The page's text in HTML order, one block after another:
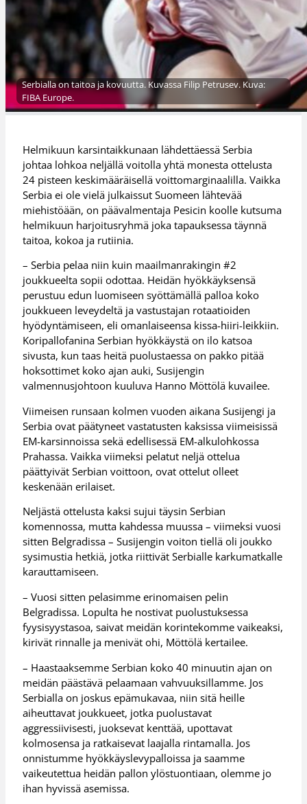
Serbialla on taitoa ja kovuutta. Kuvassa Filip Petrusev. Kuva:
FIBA Europe.
Helmikuun karsintaikkunaan lähdettäessä Serbia
johtaa lohkoa neljällä voitolla yhtä monesta ottelusta
24 pisteen keskimääräisellä voittomarginaalilla. Vaikka
Serbia ei ole vielä julkaissut Suomeen lähtevää
miehistöään, on päävalmentaja Pesicin koolle kutsuma
helmikuun harjoitusryhmä joka tapauksessa täynnä
taitoa, kokoa ja rutiinia.
– Serbia pelaa niin kuin maailmanrakingin #2
joukkueelta sopii odottaa. Heidän hyökkäyksensä
perustuu edun luomiseen syöttämällä palloa koko
joukkueen leveydeltä ja vastustajan rotaatioiden
hyödyntämiseen, eli omanlaiseensa kissa-hiiri-leikkiin.
Koripallofanina Serbian hyökkäystä on ilo katsoa
sivusta, kun taas heitä puolustaessa on pakko pitää
hoksottimet koko ajan auki, Susijengin
valmennusjohtoon kuuluva Hanno Möttölä kuvailee.
Viimeisen runsaan kolmen vuoden aikana Susijengi ja
Serbia ovat päätyneet vastatusten kaksissa viimeisissä
EM-karsinnoissa sekä edellisessä EM-alkulohkossa
Prahassa. Vaikka viimeksi pelatut neljä ottelua
päättyivät Serbian voittoon, ovat ottelut olleet
keskenään erilaiset.
Neljästä ottelusta kaksi sujui täysin Serbian
komennossa, mutta kahdessa muussa – viimeksi vuosi
sitten Belgradissa – Susijengin voiton tiellä oli joukko
sysimustia hetkiä, jotka riittivät Serbialle karkumatkalle
karauttamiseen.
– Vuosi sitten pelasimme erinomaisen pelin
Belgradissa. Lopulta he nostivat puolustuksessa
fyysisyystasoa, saivat meidän korintekomme vaikeaksi,
kirivät rinnalle ja menivät ohi, Möttölä kertailee.
– Haastaaksemme Serbian koko 40 minuutin ajan on
meidän päästävä pelaamaan vahvuuksillamme. Jos
Serbialla on joskus epämukavaa, niin sitä heille
aiheuttavat joukkueet, jotka puolustavat
aggressiivisesti, juoksevat kenttää, upottavat
kolmosensa ja ratkaisevat laajalla rintamalla. Jos
onnistumme hyökkäyslevypalloissa ja saamme
vaikeutettua heidän pallon ylöstuontiaan, olemme jo
ihan hyvissä asemissa.